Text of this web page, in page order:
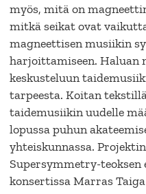
myös, mitä on
mitkä seikat ovat
magneettisen musiikin
harjoittamiseen. Haluan
keskusteluun
tarpeesta. Koitan
taidemusiikin uudelle
lopussa puhun
yhteiskunnassa.
Supersymmetry-
konsertissa Marras